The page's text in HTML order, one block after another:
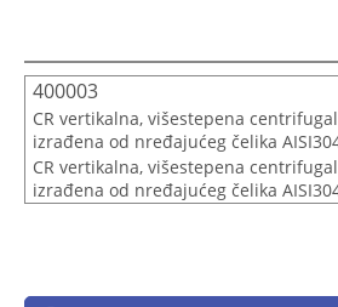
400003
CR vertikalna, višestepena
izrađena od nređajućeg čelika
CR vertikalna, višestepena
izrađena od nređajućeg čelika